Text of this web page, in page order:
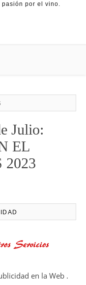
pasión por el vino.
Julio:
EL
en la Web .